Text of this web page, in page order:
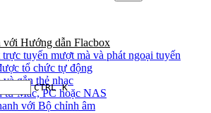
CTRL K
với Hướng dẫn Flacbox
tuyến mượt mà và phát ngoại tuyến
tổ chức tự động
gắn thẻ nhạc
từ Mac, PC hoặc NAS
với Bộ chỉnh âm